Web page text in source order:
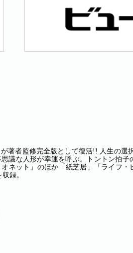
著者監修完全版として復活!! 人生の選
議な人形が幸運を呼ぶ。トントン拍子
ネット」のほか「紙芝居」「ライフ・
録。